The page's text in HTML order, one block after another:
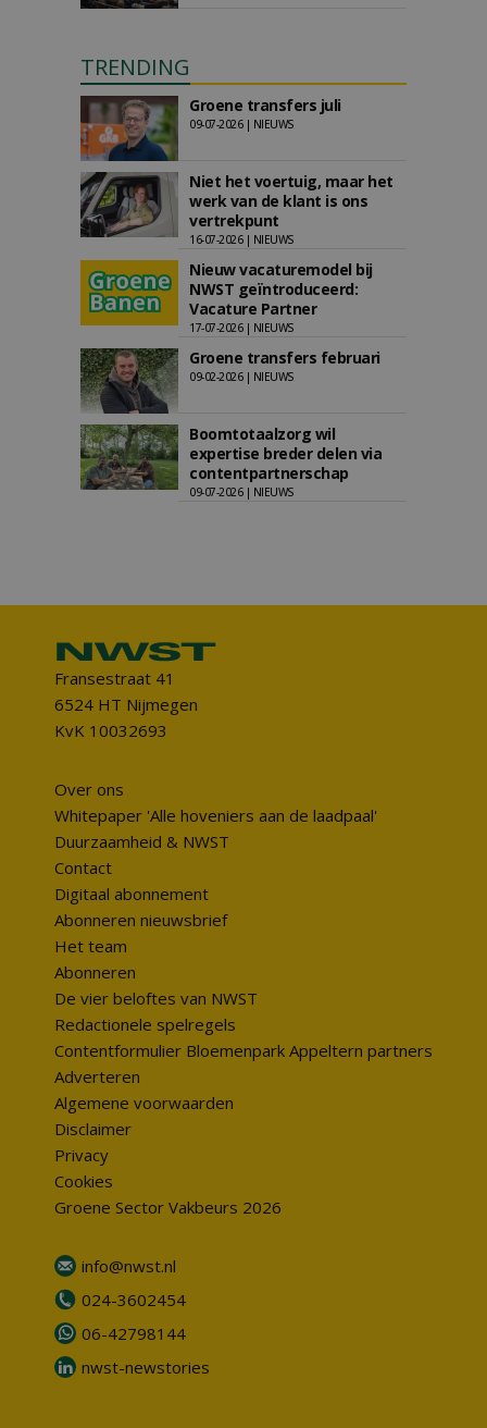
TRENDING
Groene transfers juli
09-07-2026 | NIEUWS
Niet het voertuig, maar het
werk van de klant is ons
vertrekpunt
16-07-2026 | NIEUWS
Nieuw vacaturemodel bij
NWST geïntroduceerd:
Vacature Partner
17-07-2026 | NIEUWS
Groene transfers februari
09-02-2026 | NIEUWS
Boomtotaalzorg wil
expertise breder delen via
contentpartnerschap
09-07-2026 | NIEUWS
Fransestraat 41
6524 HT Nijmegen
KvK 10032693
Over ons
Whitepaper 'Alle hoveniers aan de laadpaal'
Duurzaamheid & NWST
Contact
Digitaal abonnement
Abonneren nieuwsbrief
Het team
Abonneren
De vier beloftes van NWST
Redactionele spelregels
Contentformulier Bloemenpark Appeltern partners
Adverteren
Algemene voorwaarden
Disclaimer
Privacy
Cookies
Groene Sector Vakbeurs 2026
info@nwst.nl
024-3602454
06-42798144
nwst-newstories